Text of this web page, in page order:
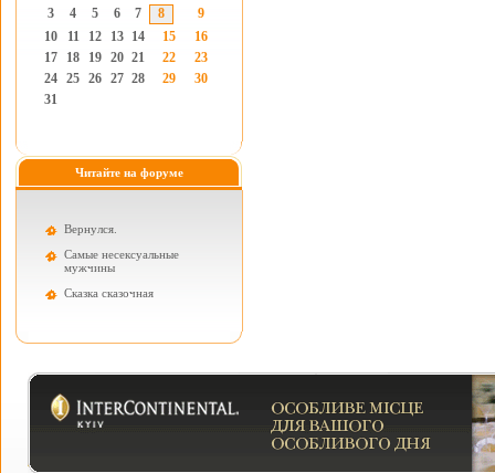
3
4 5 6 7 8
9
10
11 12 13 14 15
16
17
18 19 20 21 22
23
24 25 26 27 28 29
30
31
Читайте на форуме
Вернулся.
Самые несексуальные
мужчины
Cказка сказочная